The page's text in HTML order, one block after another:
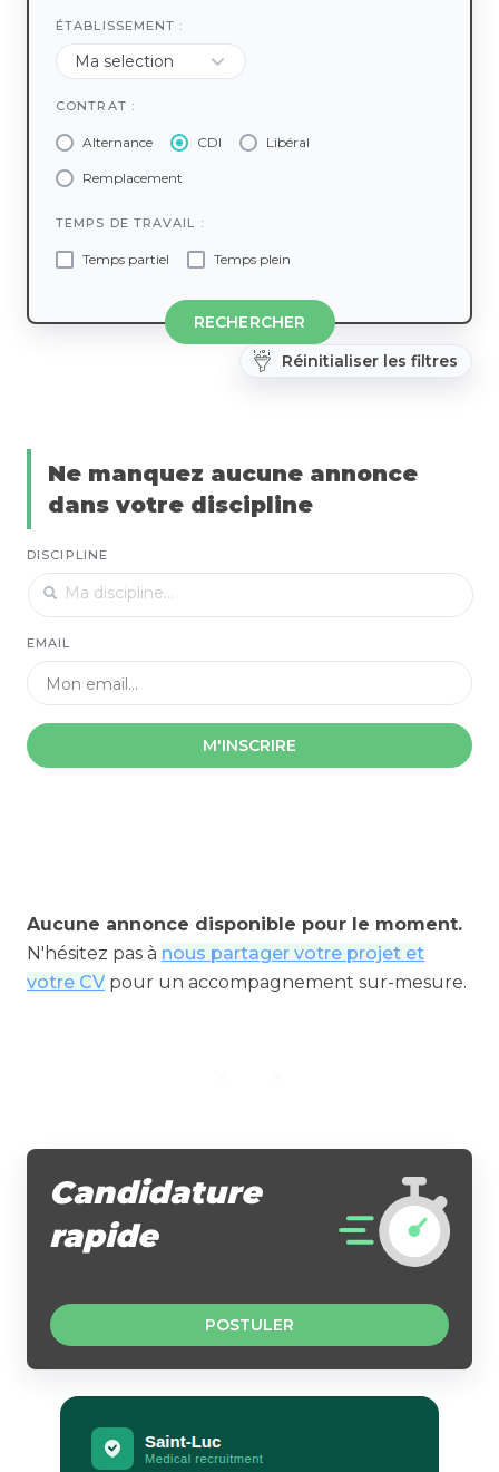
Réinitialiser les filtres
ÉTABLISSEMENT :
CONTRAT :
Alternance CDI Libéral
Remplacement
TEMPS DE TRAVAIL :
Temps partiel Temps plein
RECHERCHER
Ne manquez aucune annonce
dans votre discipline
DISCIPLINE
EMAIL
M'INSCRIRE
Aucune annonce disponible pour le moment.
N'hésitez pas à nous partager votre projet et
votre CVpour un accompagnement sur-mesure.
Candidature
rapide
POSTULER